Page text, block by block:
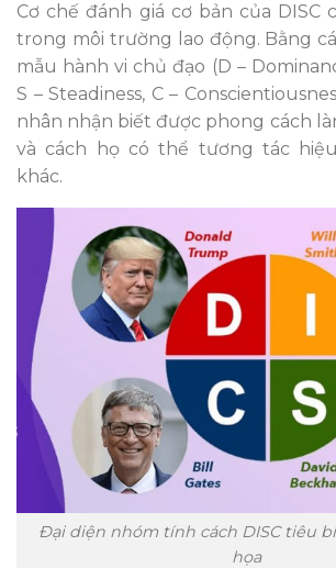
Cơ chế đánh giá cơ bản của DISC
trong môi trường lao động. Bằng
mẫu hành vi chủ đạo (D –
S – Steadiness, C –
nhân nhận biết được phong cách
và cách họ có thể tương tác
khác.
Đại diện nhóm tính cách DISC tiêu
họa